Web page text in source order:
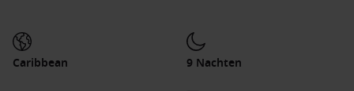
Caribbean 9 Nachten